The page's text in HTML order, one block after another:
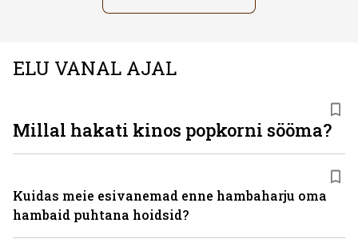
ELU VANAL AJAL
Millal hakati kinos popkorni sööma?
Kuidas meie esivanemad enne hambaharju oma
hambaid puhtana hoidsid?